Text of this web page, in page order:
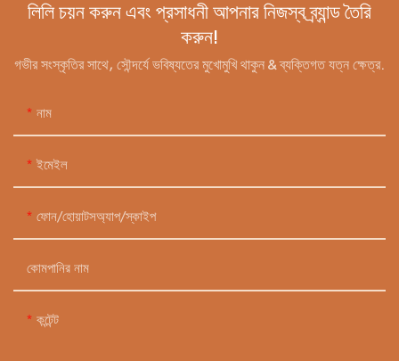
লিলি চয়ন করুন এবং প্রসাধনী আপনার নিজস্ব ব্র্যান্ড তৈরি
করুন!
গভীর সংস্কৃতির সাথে, সৌন্দর্যে ভবিষ্যতের মুখোমুখি থাকুন & ব্যক্তিগত যত্ন ক্ষেত্র.
নাম
ইমেইল
ফোন/হোয়াটসঅ্যাপ/স্কাইপ
কোমপানির নাম
কন্টেন্ট